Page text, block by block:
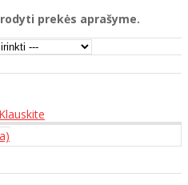
prekės aprašyme.
Klauskite